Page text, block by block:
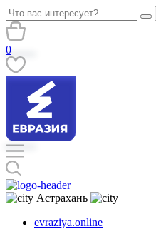
0
Астрахань
evraziya.online